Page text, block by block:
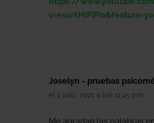
Joselyn - pruebas
el 2 julio, 2021 a las 11:45 pm